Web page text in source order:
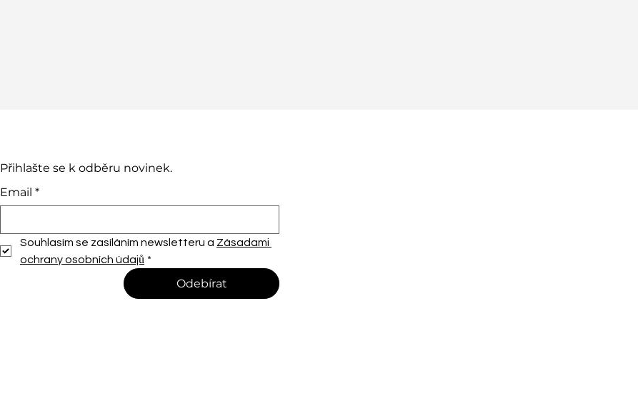
Přihlašte se k odběru novinek.
Email *
Souhlasím se zasíláním newsletteru a Zásadami
ochrany osobních údajů *
Odebírat